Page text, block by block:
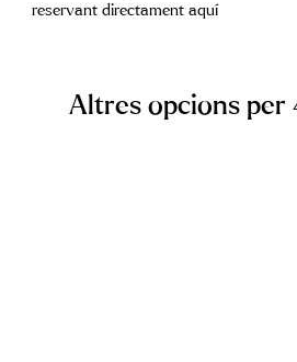
reservant directament aquí
Altres opcions per